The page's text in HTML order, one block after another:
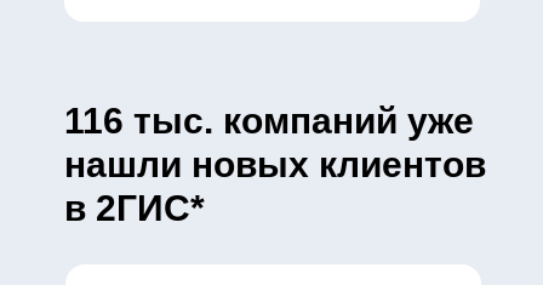
116 тыс. компаний уже
нашли новых клиентов
в 2ГИС*